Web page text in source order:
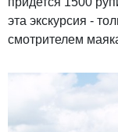
эта экскурсия -
смотрителем